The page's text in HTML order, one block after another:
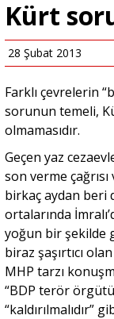
Kürt
28 Şubat 2013
Farklı çevrelerin
sorunun temeli,
olmamasıdır.
Geçen yaz
son verme
birkaç aydan beri
ortalarında
yoğun bir şekilde
biraz şaşırtıcı
MHP tarzı
“BDP terör
“kaldırılmalıdır”